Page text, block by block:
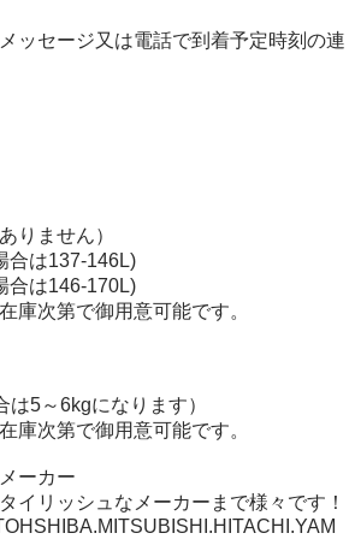
ッセージ又は電話で到着予定時刻の連
りません）
合は137-146L)
合は146-170L)
庫次第で御用意可能です。
5～6kgになります）
庫次第で御用意可能です。
ーカー
イリッシュなメーカーまで様々です！